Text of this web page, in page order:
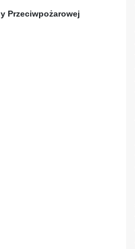
Przeciwpożarowej